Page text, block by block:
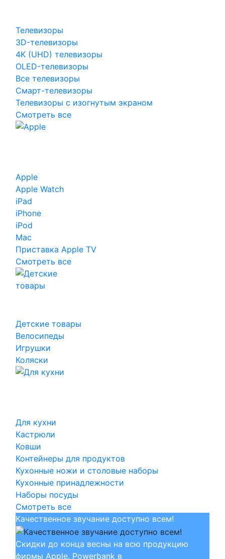
Телевизоры
3D-телевизоры
4K (UHD) телевизоры
OLED-телевизоры
Все телевизоры
Смарт-телевизоры
Телевизоры с изогнутым экраном
Смотреть все
Apple
Apple Watch
iPad
iPhone
iPod
Mac
Приставка Apple TV
Смотреть все
Детские товары
Велосипеды
Игрушки
Коляски
Для кухни
Кастрюли
Ковши
Контейнеры для продуктов
Кухонные ножи и столовые наборы
Кухонные принадлежности
Наборы посуды
Смотреть все
Качественное звучание доступно всем!
Скидки до конца весны на всю продукцию
фирмы Apple. Powerbank в